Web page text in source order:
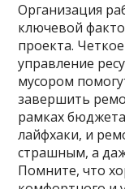
Организация
ключевой
проекта.
управление
мусором
завершить
рамках
лайфхаки, и
страшным, а
Помните, что